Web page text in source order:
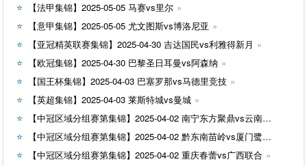
【法甲集锦】2025-05-05 马赛vs里尔
【意甲集锦】2025-05-05 尤文图斯vs博洛尼亚
【亚冠精英联赛集锦】2025-04-30 吉达国民vs利雅得新月
【欧冠集锦】2025-04-30 巴黎圣日耳曼vs阿森纳
【国王杯集锦】2025-04-03 巴塞罗那vs马德里竞技
【英超集锦】2025-04-03 莱斯特城vs曼城
【中冠区域分组赛第集锦】2025-04-02 南宁东方聚鼎vs云南爨合
【中冠区域分组赛第集锦】2025-04-02 黔东南苗岭vs厦门鹭建天成
【中冠区域分组赛第集锦】2025-04-02 重庆春蕾vs广西联合